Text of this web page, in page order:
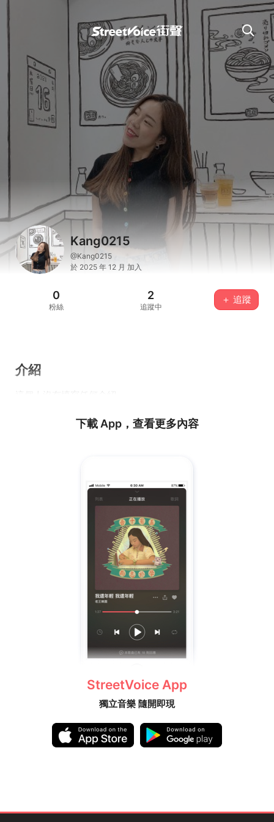
Kang0215
@Kang0215
於 2025 年 12 月 加入
0
粉絲
2
追蹤中
＋ 追蹤
介紹
下載 App，查看更多內容
StreetVoice App
獨立音樂 隨開即現